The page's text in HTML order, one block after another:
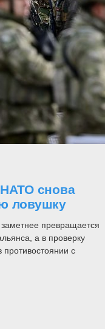
снова
ловушку
превращается
а в проверку
противостоянии с